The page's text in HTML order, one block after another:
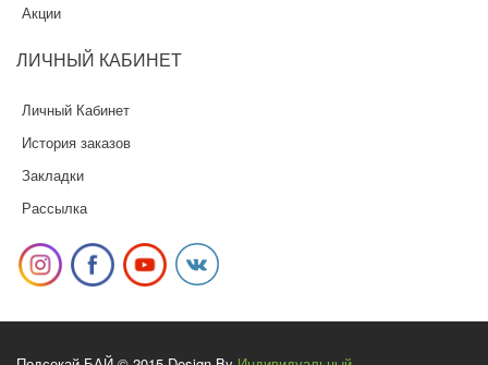
Акции
ЛИЧНЫЙ КАБИНЕТ
Личный Кабинет
История заказов
Закладки
Рассылка